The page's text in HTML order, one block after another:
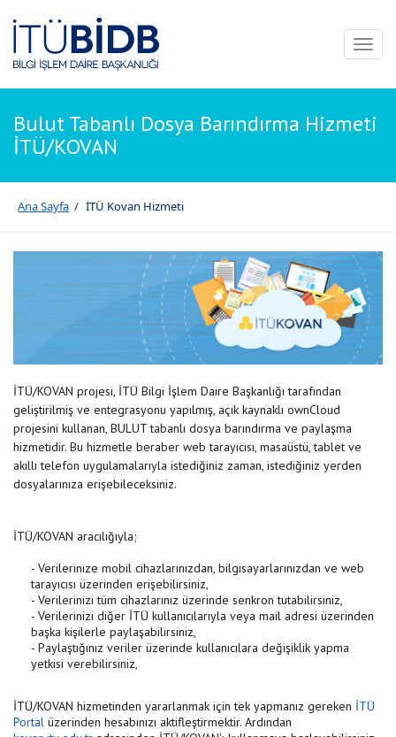
Bulut Tabanlı Dosya Barındırma Hizmeti
İTÜ/KOVAN
Ana Sayfa / İTÜ Kovan Hizmeti
İTÜ/KOVAN projesi, İTÜ Bilgi İşlem Daire Başkanlığı tarafından
geliştirilmiş ve entegrasyonu yapılmış, açık kaynaklı ownCloud
projesini kullanan, BULUT tabanlı dosya barındırma ve paylaşma
hizmetidir. Bu hizmetle beraber web tarayıcısı, masaüstü, tablet ve
akıllı telefon uygulamalarıyla istediğiniz zaman, istediğiniz yerden
dosyalarınıza erişebileceksiniz.
İTÜ/KOVAN aracılığıyla;
- Verilerinize mobil cihazlarınızdan, bilgisayarlarınızdan ve web
tarayıcısı üzerinden erişebilirsiniz,
- Verilerinizi tüm cihazlarınız üzerinde senkron tutabilirsiniz,
- Verilerinizi diğer İTÜ kullanıcılarıyla veya mail adresi üzerinden
başka kişilerle paylaşabilirsiniz,
- Paylaştığınız veriler üzerinde kullanıcılara değişiklik yapma
yetkisi verebilirsiniz,
İTÜ/KOVAN hizmetinden yararlanmak için tek yapmanız gereken İTÜ
Portal üzerinden hesabınızı aktifleştirmektir. Ardından